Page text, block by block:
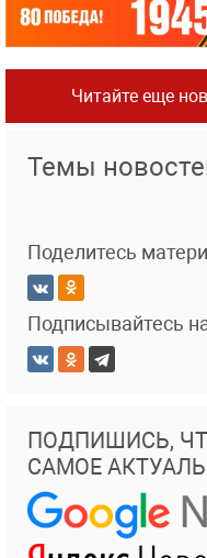
Читайте еще
Темы
Поделитесь
Подписывайтесь
ПОДПИШИСЬ,
САМОЕ